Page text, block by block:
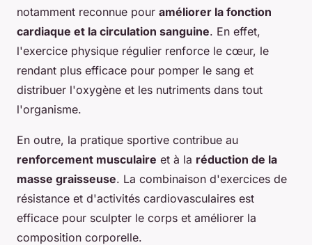
notamment reconnue pour améliorer la fonction
cardiaque et la circulation sanguine. En effet,
l'exercice physique régulier renforce le cœur, le
rendant plus efficace pour pomper le sang et
distribuer l'oxygène et les nutriments dans tout
l'organisme.
En outre, la pratique sportive contribue au
renforcement musculaire et à la réduction de la
masse graisseuse. La combinaison d'exercices de
résistance et d'activités cardiovasculaires est
efficace pour sculpter le corps et améliorer la
composition corporelle.